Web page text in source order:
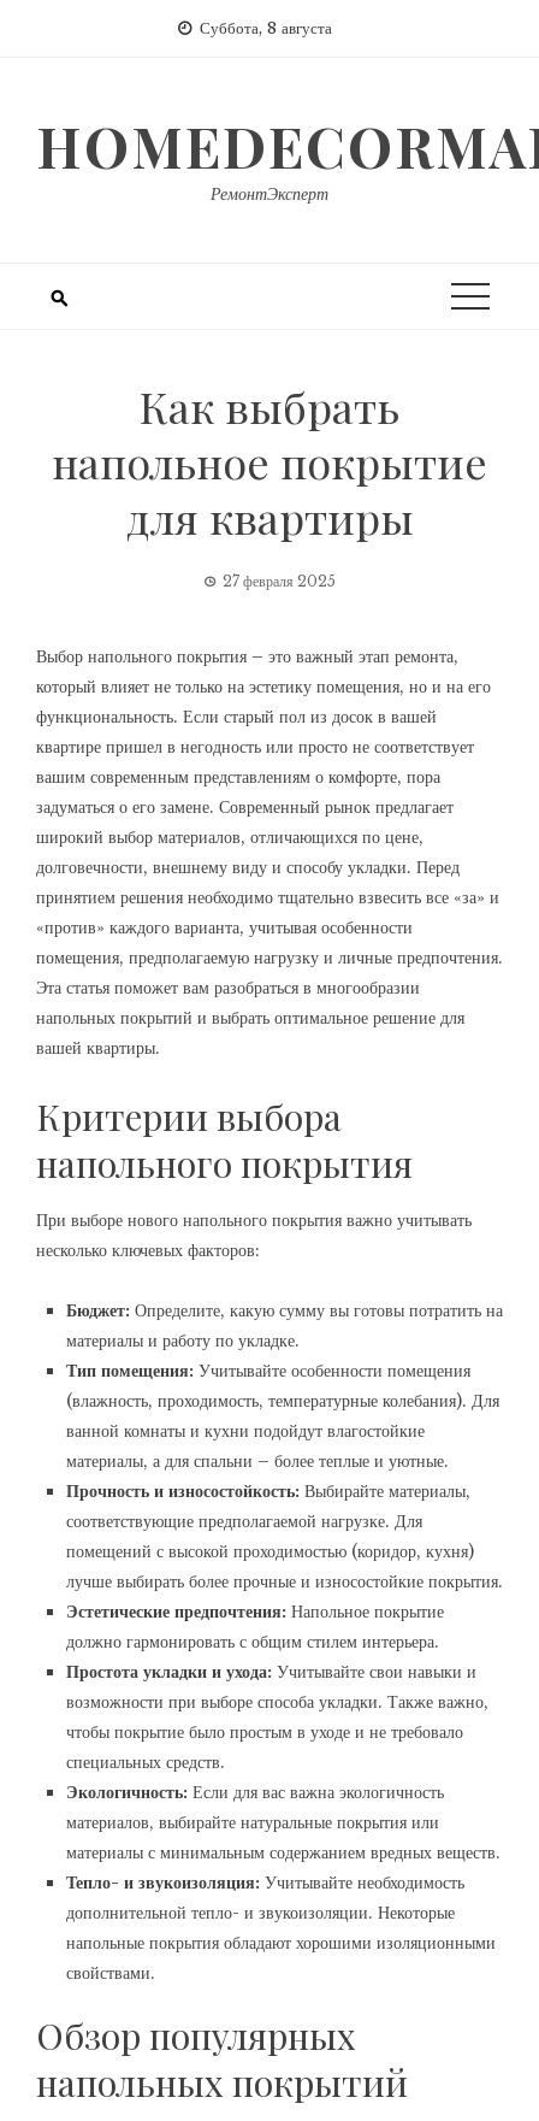
Суббота, 8 августа
РемонтЭксперт
Как выбрать
напольное покрытие
для квартиры
27 февраля 2025
Выбор напольного покрытия – это важный этап ремонта,
который влияет не только на эстетику помещения, но и на его
функциональность. Если старый пол из досок в вашей
квартире пришел в негодность или просто не соответствует
вашим современным представлениям о комфорте, пора
задуматься о его замене. Современный рынок предлагает
широкий выбор материалов, отличающихся по цене,
долговечности, внешнему виду и способу укладки. Перед
принятием решения необходимо тщательно взвесить все «за» и
«против» каждого варианта, учитывая особенности
помещения, предполагаемую нагрузку и личные предпочтения.
Эта статья поможет вам разобраться в многообразии
напольных покрытий и выбрать оптимальное решение для
вашей квартиры.
Критерии выбора
напольного покрытия
При выборе нового напольного покрытия важно учитывать
несколько ключевых факторов:
Бюджет: Определите, какую сумму вы готовы потратить на
материалы и работу по укладке.
Тип помещения: Учитывайте особенности помещения
(влажность, проходимость, температурные колебания). Для
ванной комнаты и кухни подойдут влагостойкие
материалы, а для спальни – более теплые и уютные.
Прочность и износостойкость: Выбирайте материалы,
соответствующие предполагаемой нагрузке. Для
помещений с высокой проходимостью (коридор, кухня)
лучше выбирать более прочные и износостойкие покрытия.
Эстетические предпочтения: Напольное покрытие
должно гармонировать с общим стилем интерьера.
Простота укладки и ухода: Учитывайте свои навыки и
возможности при выборе способа укладки. Также важно,
чтобы покрытие было простым в уходе и не требовало
специальных средств.
Экологичность: Если для вас важна экологичность
материалов, выбирайте натуральные покрытия или
материалы с минимальным содержанием вредных веществ.
Тепло- и звукоизоляция: Учитывайте необходимость
дополнительной тепло- и звукоизоляции. Некоторые
напольные покрытия обладают хорошими изоляционными
свойствами.
Обзор популярных
напольных покрытий